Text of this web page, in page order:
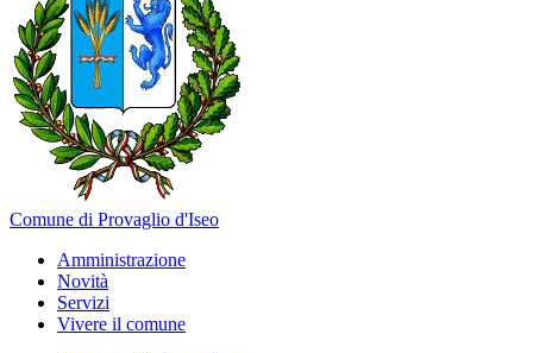
Comune di Provaglio d'Iseo
Amministrazione
Novità
Servizi
Vivere il comune